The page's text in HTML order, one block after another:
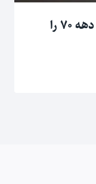
تجربه کشورهای توسعه یافته در دهه ۷۰ را